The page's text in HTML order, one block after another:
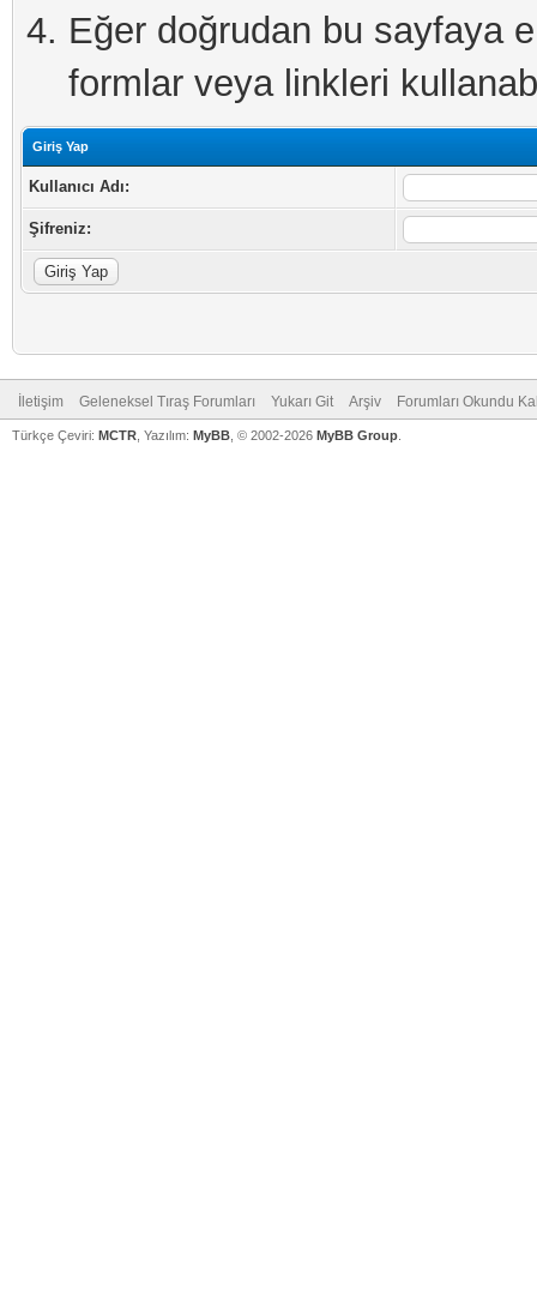
Eğer doğrudan bu sayfaya
formlar veya linkleri
Giriş Yap
Kullanıcı Adı:
Şifreniz:
İletişim Geleneksel Tıraş Forumları Yukarı Git Arşiv Forumları Okundu
Türkçe Çeviri: MCTR , Yazılım: MyBB , © 2002-2026 MyBB Group